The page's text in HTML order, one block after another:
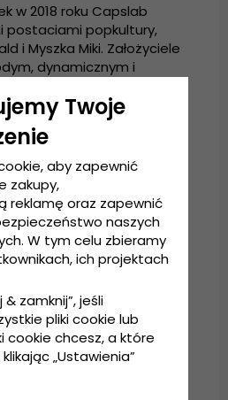
w 2018 roku Capslab
postaciami popkultury,
i Myszka Miki. Założyciele
dynamicznym i
produkty wysokiej
wprowadzając
marki. Capslab znany
czapek o kultowym
i skierowany jest do
lubią oryginalne i
/ Polyester
Twoje
aby zapewnić
zakupy,
reklamę oraz zapewnić
naszych
W tym celu zbieramy
ich projektach
& zamknij”, jeśli
pliki cookie lub
cookie chcesz, a które
„Ustawienia”